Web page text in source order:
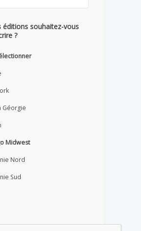
éditions souhaitez-vous
?
Géorgie
Midwest
Nord
Sud